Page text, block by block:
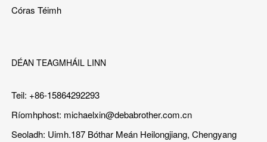
Córas Téimh
DÉAN TEAGMHÁIL LINN
Teil: +86-15864292293
Ríomhphost: michaelxin@debabrother.com.cn
Seoladh: Uimh.187 Bóthar Meán Heilongjiang, Chengyang